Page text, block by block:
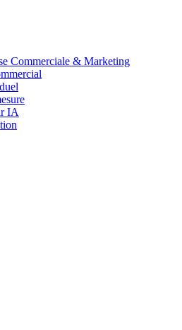
Commerciale & Marketing
IA